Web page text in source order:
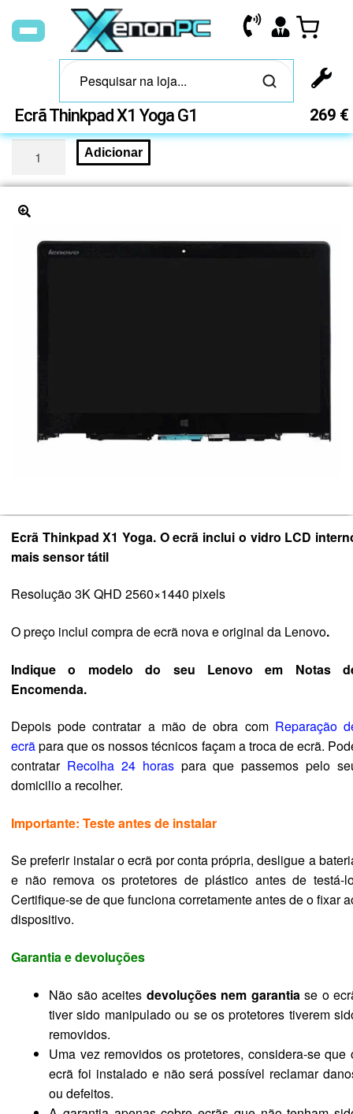
Ecrã Thinkpad X1 Yoga G1 269 €
Adicionar
Ecrã Thinkpad X1 Yoga. O ecrã inclui o vidro LCD
mais sensor tátil
Resolução 3K QHD 2560×1440 pixels
O preço inclui compra de ecrã nova e original da Lenovo.
Indique o modelo do seu Lenovo em Notas
Encomenda.
Depois pode contratar a mão de obra com Reparação
ecrãpara que os nossos técnicos façam a troca de ecrã.
contratar Recolha 24 horaspara que passemos pelo
domicilio a recolher.
Importante: Teste antes de instalar
Se preferir instalar o ecrã por conta própria, desligue a
e não remova os protetores de plástico antes de testá-
Certifique-se de que funciona corretamente antes de o fixar
dispositivo.
Garantia e devoluções
Não são aceites devoluções nem garantiase o
tiver sido manipulado ou se os protetores tiverem
removidos.
Uma vez removidos os protetores, considera-se que
ecrã foi instalado e não será possível reclamar
ou defeitos.